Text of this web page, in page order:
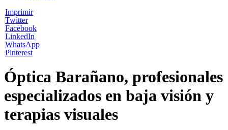
Imprimir
Twitter
Facebook
LinkedIn
WhatsApp
Pinterest
Óptica Barañano, profesionales
especializados en baja visión y
terapias visuales